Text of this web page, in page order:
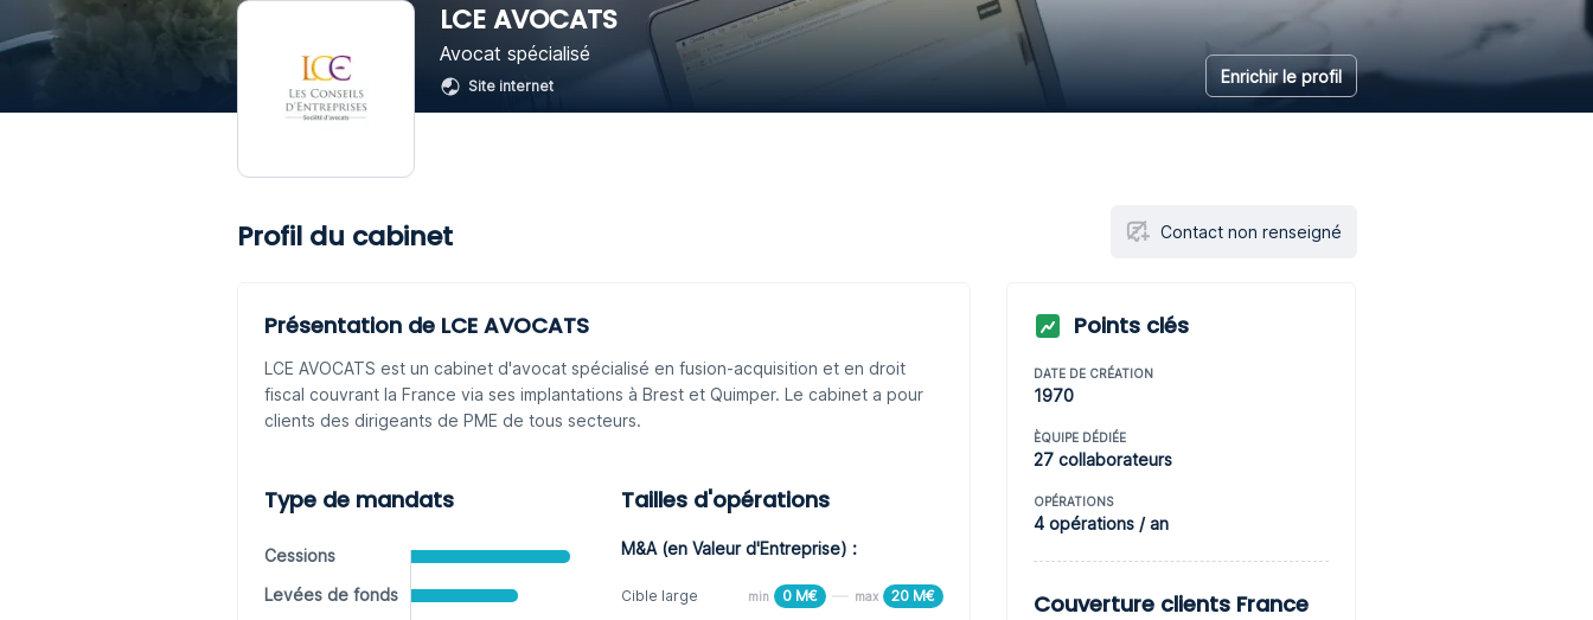
LCE AVOCATS
Avocat spécialisé
Site internet Enrichir le profil
Profil du cabinet Contact non renseigné
Présentation de LCE AVOCATS
LCE AVOCATS est un cabinet d'avocat spécialisé en fusion-acquisition et en droit
fiscal couvrant la France via ses implantations à Brest et Quimper. Le cabinet a pour
clients des dirigeants de PME de tous secteurs.
Type de mandats
Cessions
Levées de fonds
Tailles d'opérations
M&A (en Valeur d'Entreprise) :
Cible large min 0 M€ max 20 M€
Points clés
DATE DE CRÉATION
1970
ÈQUIPE DÉDIÉE
27 collaborateurs
OPÉRATIONS
4 opérations / an
Couverture clients France